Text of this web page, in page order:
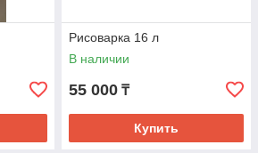
Рисоварка 16 л
В наличии
55 000 ₸
Купить